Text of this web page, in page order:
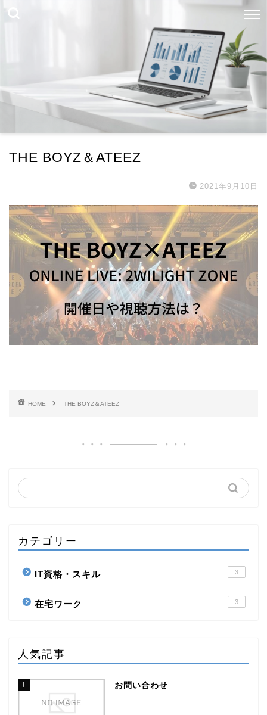
THE BOYZ＆ATEEZ
2021年9月10日
HOME THE BOYZ＆ATEEZ
カテゴリー
IT資格・スキル 3
在宅ワーク 3
人気記事
1 お問い合わせ